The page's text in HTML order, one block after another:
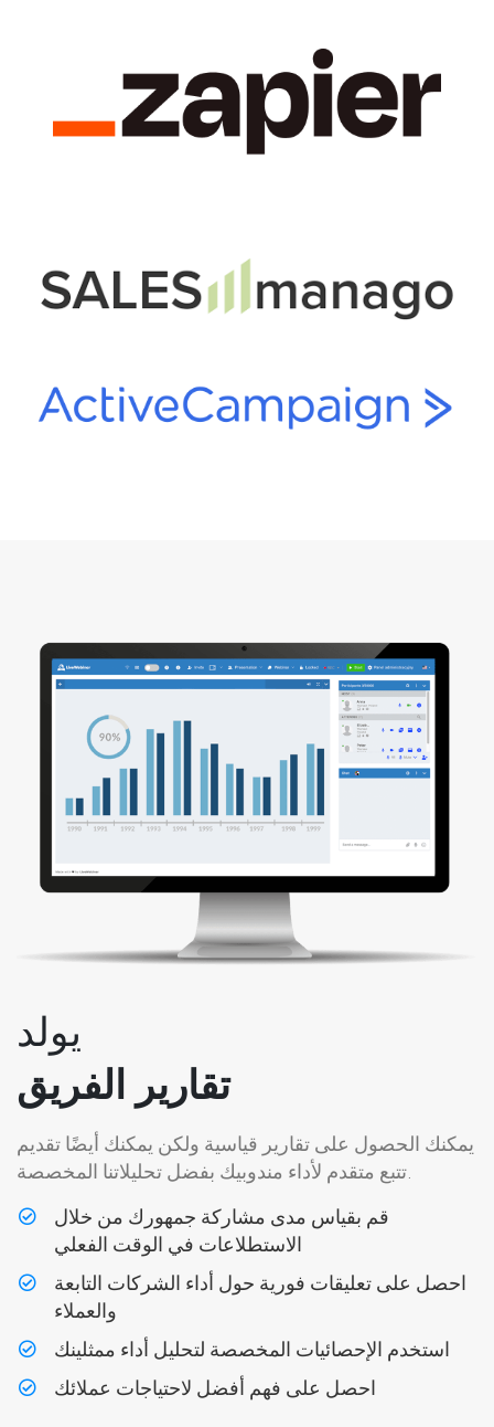
يولد
تقارير الفريق
يمكنك الحصول على تقارير قياسية ولكن يمكنك أيضًا تقديم
تتبع متقدم لأداء مندوبيك بفضل تحليلاتنا المخصصة.
قم بقياس مدى مشاركة جمهورك من خلال
الاستطلاعات في الوقت الفعلي
احصل على تعليقات فورية حول أداء الشركات التابعة
والعملاء
استخدم الإحصائيات المخصصة لتحليل أداء ممثلينك
احصل على فهم أفضل لاحتياجات عملائك